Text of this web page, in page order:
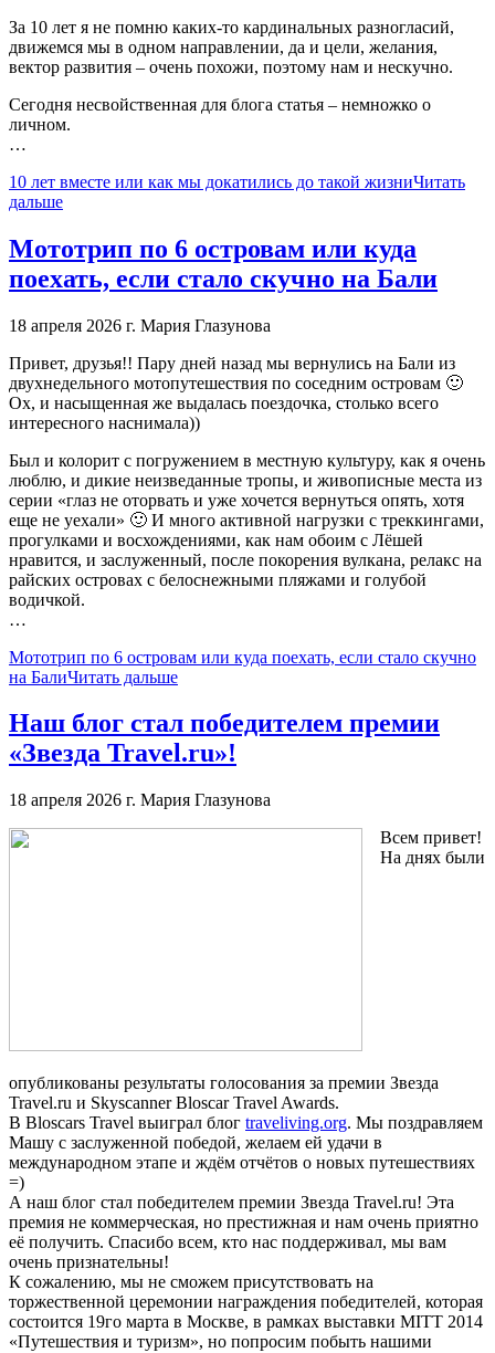
За 10 лет я не помню каких-то кардинальных разногласий,
движемся мы в одном направлении, да и цели, желания,
вектор развития – очень похожи, поэтому нам и нескучно.
Сегодня несвойственная для блога статья – немножко о
личном.
…
10 лет вместе или как мы докатились до такой жизниЧитать
дальше
Мототрип по 6 островам или куда
поехать, если стало скучно на Бали
18 апреля 2026 г. Мария Глазунова
Привет, друзья!! Пару дней назад мы вернулись на Бали из
двухнедельного мотопутешествия по соседним островам 🙂
Ох, и насыщенная же выдалась поездочка, столько всего
интересного наснимала))
Был и колорит с погружением в местную культуру, как я очень
люблю, и дикие неизведанные тропы, и живописные места из
серии «глаз не оторвать и уже хочется вернуться опять, хотя
еще не уехали» 🙂 И много активной нагрузки с треккингами,
прогулками и восхождениями, как нам обоим с Лёшей
нравится, и заслуженный, после покорения вулкана, релакс на
райских островах с белоснежными пляжами и голубой
водичкой.
…
Мототрип по 6 островам или куда поехать, если стало скучно
на БалиЧитать дальше
Наш блог стал победителем премии
«Звезда Travel.ru»!
18 апреля 2026 г. Мария Глазунова
Всем привет!
На днях были
опубликованы результаты голосования за премии Звезда
Travel.ru и Skyscanner Bloscar Travel Awards.
В Bloscars Travel выиграл блог traveliving.org. Мы поздравляем
Машу с заслуженной победой, желаем ей удачи в
международном этапе и ждём отчётов о новых путешествиях
=)
А наш блог стал победителем премии Звезда Travel.ru! Эта
премия не коммерческая, но престижная и нам очень приятно
её получить. Спасибо всем, кто нас поддерживал, мы вам
очень признательны!
К сожалению, мы не сможем присутствовать на
торжественной церемонии награждения победителей, которая
состоится 19го марта в Москве, в рамках выставки MITT 2014
«Путешествия и туризм», но попросим побыть нашими